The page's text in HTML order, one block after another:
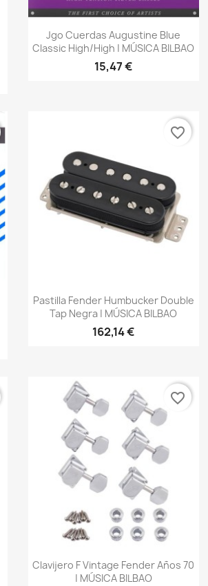
Vista rápida
Jgo Cuerdas Augustine Blue
Classic High/high | MÚSICA BILBAO
15,47 €
Vista rápida
Pastilla Fender Humbucker Double
Tap Negra | MÚSICA BILBAO
162,14 €
favorite_border
Vista rápida
Clavijero F Vintage Fender Años 70
| MÚSICA BILBAO
favorite_border